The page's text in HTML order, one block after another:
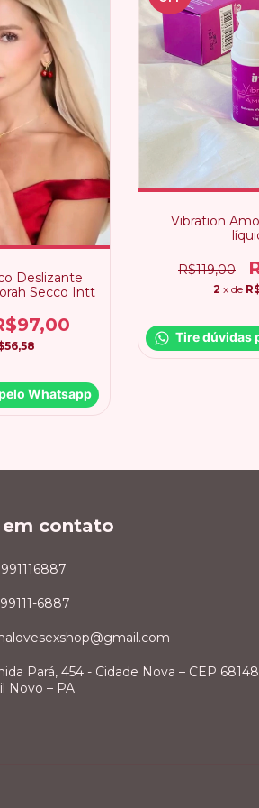
Deslizante
Secco Intt
Whatsapp
Vibration
R$119,00
2 x de
Tire dúvidas
em contato
6887
Pará, 454 - Cidade Nova – CEP
Novo – PA